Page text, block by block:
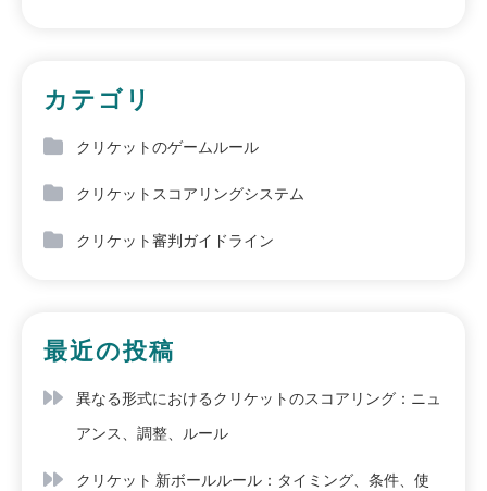
カテゴリ
クリケットのゲームルール
クリケットスコアリングシステム
クリケット審判ガイドライン
最近の投稿
異なる形式におけるクリケットのスコアリング：ニュ
アンス、調整、ルール
クリケット 新ボールルール：タイミング、条件、使